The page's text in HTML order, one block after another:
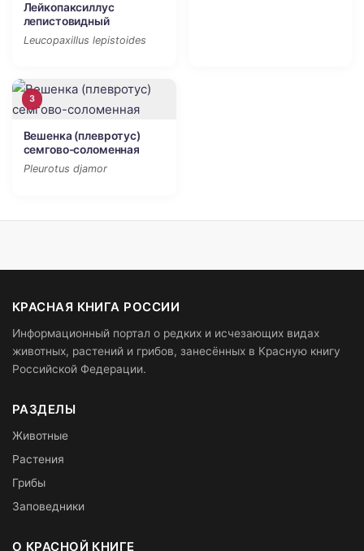
Лейкопаксиллус
лепистовидный
Leucopaxillus lepistoides
3
Вешенка (плевротус)
семгово-соломенная
Pleurotus djamor
КРАСНАЯ КНИГА РОССИИ
Информационный портал о редких и исчезающих видах
животных, растений и грибов, занесённых в Красную книгу
Российской Федерации.
РАЗДЕЛЫ
Животные
Растения
Грибы
Заповедники
О КРАСНОЙ КНИГЕ